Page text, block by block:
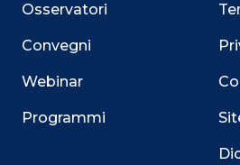
Osservatori
Convegni
Webinar
Programmi